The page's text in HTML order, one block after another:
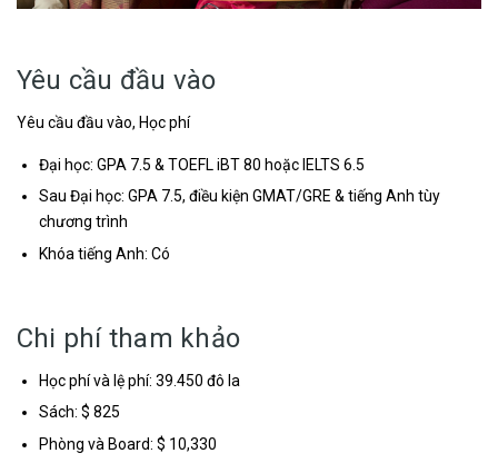
Yêu cầu đầu vào
Yêu cầu đầu vào, Học phí
Đại học: GPA 7.5 & TOEFL iBT 80 hoặc IELTS 6.5
Sau Đại học: GPA 7.5, điều kiện GMAT/GRE & tiếng Anh tùy
chương trình
Khóa tiếng Anh: Có
Chi phí tham khảo
Học phí và lệ phí: 39.450 đô la
Sách: $ 825
Phòng và Board: $ 10,330